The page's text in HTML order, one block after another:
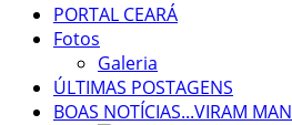
PORTAL CEARÁ
Fotos
Galeria
ÚLTIMAS POSTAGENS
BOAS NOTÍCIAS...VIRAM